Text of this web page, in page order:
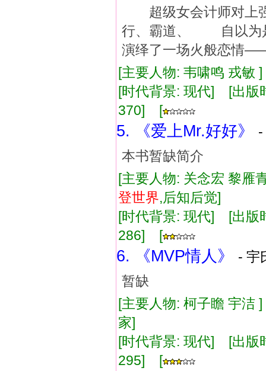
超级女会计师对
行、霸道、 自以为
演绎了一场火般恋情
[主要人物: 韦啸鸣 戎
[时代背景: 现代] [出
370] [
5. 《爱上Mr.好好》
本书暂缺简介
[主要人物: 关念宏 黎
登世界,后知后觉]
[时代背景: 现代] [出
286] [
6. 《MVP情人》
- 宇
暂缺
[主要人物: 柯子瞻 宇
家]
[时代背景: 现代] [出
295] [